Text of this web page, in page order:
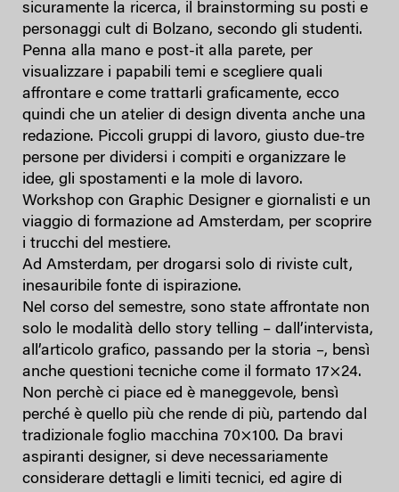
sicuramente la ricerca, il brainstorming su posti e
personaggi cult di Bolzano, secondo gli studenti.
Penna alla mano e post-it alla parete, per
visualizzare i papabili temi e scegliere quali
affrontare e come trattarli graficamente, ecco
quindi che un atelier di design diventa anche una
redazione. Piccoli gruppi di lavoro, giusto due-tre
persone per dividersi i compiti e organizzare le
idee, gli spostamenti e la mole di lavoro.
Workshop con Graphic Designer e giornalisti e un
viaggio di formazione ad Amsterdam, per scoprire
i trucchi del mestiere.
Ad Amsterdam, per drogarsi solo di riviste cult,
inesauribile fonte di ispirazione.
Nel corso del semestre, sono state affrontate non
solo le modalità dello story telling – dall’intervista,
all’articolo grafico, passando per la storia –, bensì
anche questioni tecniche come il formato 17×24.
Non perchè ci piace ed è maneggevole, bensì
perché è quello più che rende di più, partendo dal
tradizionale foglio macchina 70×100. Da bravi
aspiranti designer, si deve necessariamente
considerare dettagli e limiti tecnici, ed agire di